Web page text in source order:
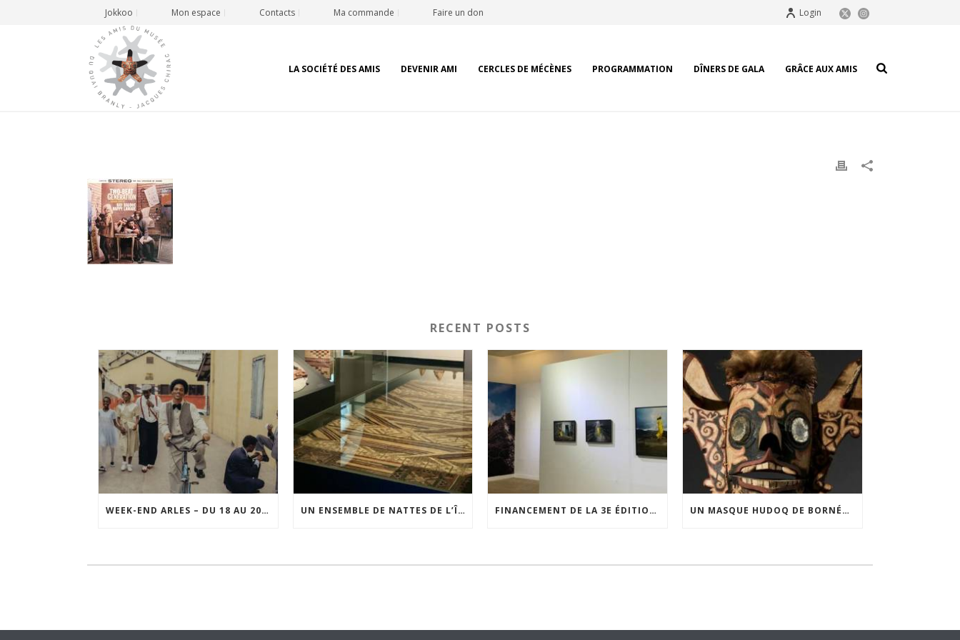
Jokkoo Mon espace Contacts Ma commande Faire un don Login
LA SOCIÉTÉ DES AMIS DEVENIR AMI CERCLES DE MÉCÈNES PROGRAMMATION DÎNERS DE GALA GRÂCE AUX AMIS
RECENT POSTS
WEEK-END ARLES – DU 18 AU 20 SEPTEMBRE 2026 UN ENSEMBLE DE NATTES DE L’ÎLE DE WAIGEO RESTAURÉ GRÂCE AU SOUTIEN DU CERCLE LÉVI-STRAUSS FINANCEMENT DE LA 3E ÉDITION DE L’EXPOSITION DU PRIX POUR LA PHOTOGRAPHIE PAR LE CERCLE POUR LA PHOTOGRAPHIE ET L’ART CONTEMPORAIN UN MASQUE HUDOQ DE BORNÉO ACQUIS GRÂCE AU SOUTIEN DU CERCLE LÉVI-STRAUSS